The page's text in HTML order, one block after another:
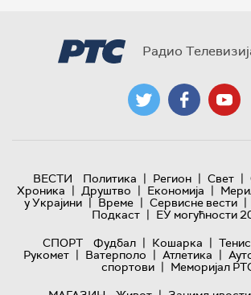
Радио
ВЕСТИ Политика | Регион | Свет |
Хроника | Друштво | Економија |
у Украјини | Време | Сервисне вести |
Подкаст | ЕУ могућности
СПОРТ
Фудбал | Кошарка | Тенис
Рукомет | Ватерполо | Атлетика |
спортови | Меморијал